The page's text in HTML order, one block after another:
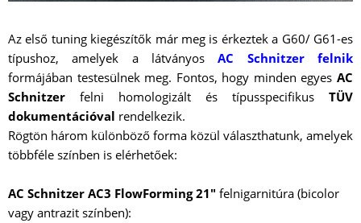
Az első tuning kiegészítők már meg is érkeztek a G60/ G61-es
típushoz, amelyek a látványosAC Schnitzer
felnik
formájában testesülnek meg. Fontos, hogy minden egyes AC
Schnitzer felni homologizált és típusspecifikus TÜV
dokumentációval rendelkezik.
Rögtön három különböző forma közül választhatunk, amelyek
többféle színben is elérhetőek:
AC Schnitzer AC3 FlowForming 21" felnigarnitúra (bicolor
vagy antrazit színben):